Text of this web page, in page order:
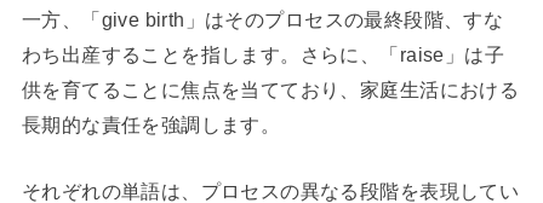
一方、「give birth」はそのプロセスの最終段階、すな
わち出産することを指します。さらに、「raise」は子
供を育てることに焦点を当てており、家庭生活における
長期的な責任を強調します。
それぞれの単語は、プロセスの異なる段階を表現してい